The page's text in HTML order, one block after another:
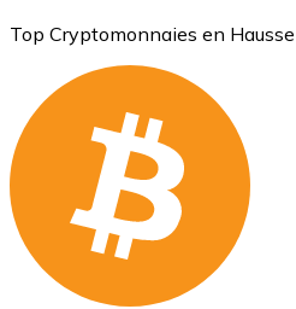
Top Cryptomonnaies en Hausse